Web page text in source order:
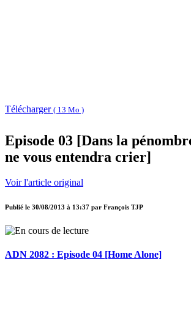
Télécharger ( 13 Mo )
Episode 03 [Dans la
ne vous entendra crier]
Voir l'article original
Publié le 30/08/2013 à 13:37 par François TJP
ADN 2082 : Episode 04 [Home Alone]